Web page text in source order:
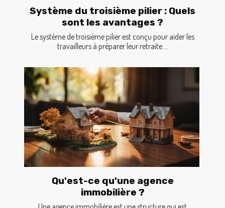
Système du troisième pilier : Quels
sont les avantages ?
Le système de troisième pilier est conçu pour aider les
travailleurs à préparer leur retraite....
Qu'est-ce qu'une agence
immobilière ?